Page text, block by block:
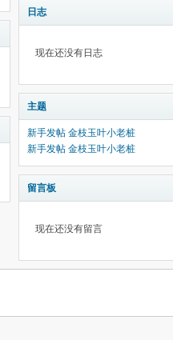
日志
现在还没有日志
主题
新手发帖 金枝玉叶小老桩
新手发帖 金枝玉叶小老桩
留言板
现在还没有留言